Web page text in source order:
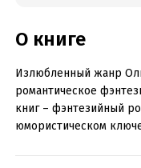
О книге
Излюбленный жанр
романтическое
книг – фэнтезийный
юмористическом